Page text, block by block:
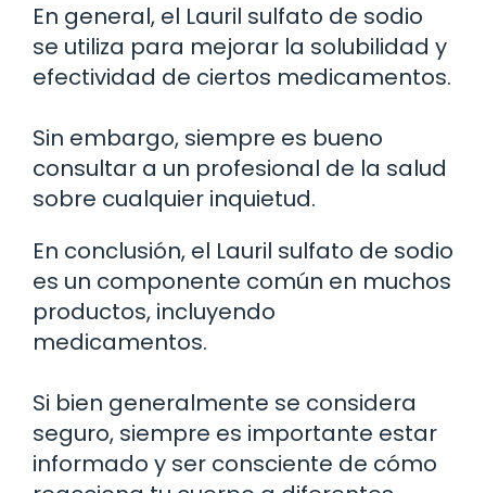
En general, el Lauril sulfato de sodio
se utiliza para mejorar la solubilidad y
efectividad de ciertos medicamentos.
Sin embargo, siempre es bueno
consultar a un profesional de la salud
sobre cualquier inquietud.
En conclusión, el Lauril sulfato de sodio
es un componente común en muchos
productos, incluyendo
medicamentos.
Si bien generalmente se considera
seguro, siempre es importante estar
informado y ser consciente de cómo